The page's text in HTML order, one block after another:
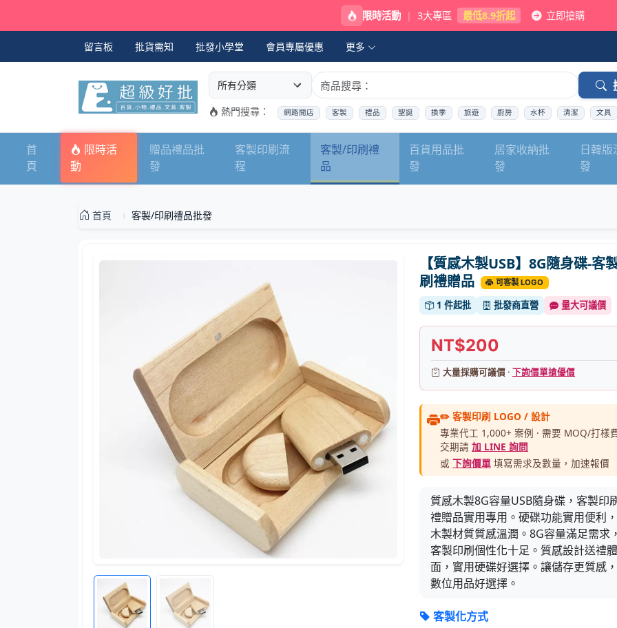
限時活動 | 3大專區 最低8.9折起 立即搶購
留言板 批貨需知 批發小學堂 會員專屬優惠 更多
選擇商品分類
搜尋商品關鍵字
熱門搜尋： 網路開店 客製 禮品 聖誕 換季 旅遊 廚房 水杯 清潔 文具
首
頁
限時活
動
贈品禮品批
發
客製印刷流
程
客製/印刷禮
品
百貨用品批
發
居家收納批
發
日韓
發
首頁 客製/印刷禮品批發
【質感木製USB】8G隨身碟-客
刷禮贈品
可客製 LOGO
1 件起批 批發商直營 量大可議價
NT$200
大量採購可議價 ·下詢價單搶優價
✏️ 客製印刷 LOGO / 設計
專業代工 1,000+ 案例 · 需要 MOQ/打樣
交期請加 LINE 詢問
或下詢價單 填寫需求及數量，加速報價
質感木製8G容量USB隨身碟，客製印
禮贈品實用專用。硬碟功能實用便利
木製材質質感溫潤。8G容量滿足需求
客製印刷個性化十足。質感設計送禮
面，實用硬碟好選擇。讓儲存更質感
數位用品好選擇。
客製化方式